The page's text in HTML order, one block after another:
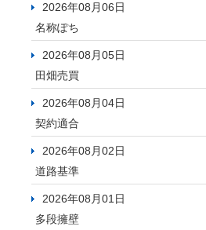
2026年08月06日
名称ぽち
2026年08月05日
田畑売買
2026年08月04日
契約適合
2026年08月02日
道路基準
2026年08月01日
多段擁壁